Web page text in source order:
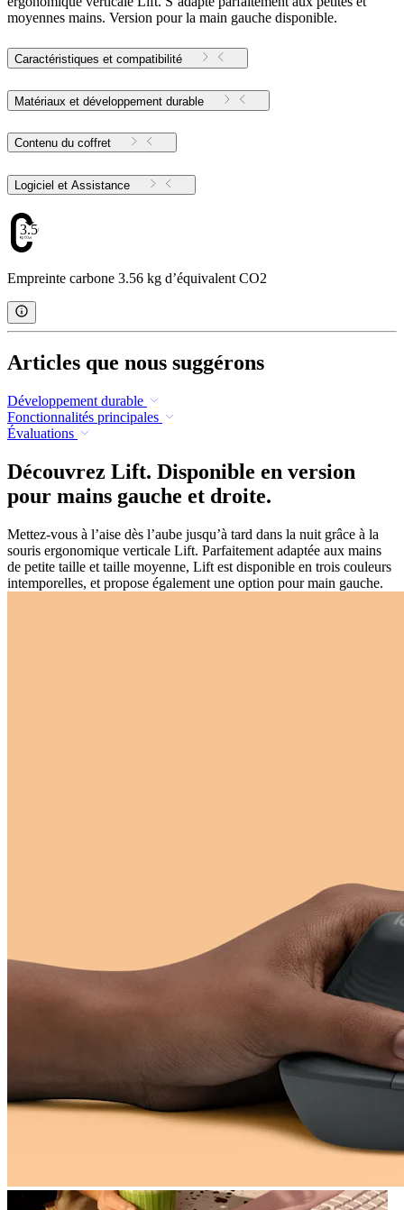
moyennes mains. Version pour la main gauche disponible.
Caractéristiques et compatibilité
Matériaux et développement durable
Contenu du coffret
Logiciel et Assistance
3.56
Empreinte carbone 3.56 kg d’équivalent CO2
Articles que nous suggérons
Développement durable
Fonctionnalités principales
Évaluations
Découvrez Lift. Disponible en version
pour mains gauche et droite.
Mettez-vous à l’aise dès l’aube jusqu’à tard dans la nuit grâce à la
souris ergonomique verticale Lift. Parfaitement adaptée aux mains
de petite taille et taille moyenne, Lift est disponible en trois couleurs
intemporelles, et propose également une option pour main gauche.